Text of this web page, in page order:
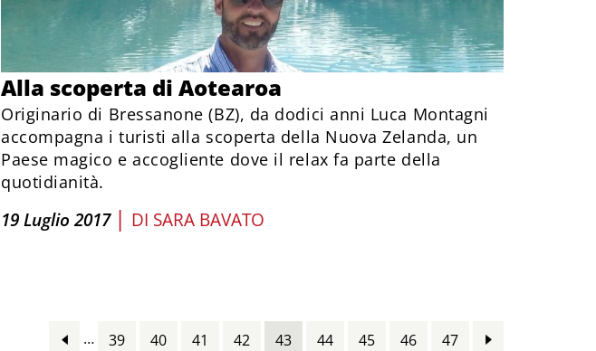
Alla scoperta di Aotearoa
Originario di Bressanone (BZ), da dodici anni Luca Montagni
accompagna i turisti alla scoperta della Nuova Zelanda, un
Paese magico e accogliente dove il relax fa parte della
quotidianità.
19 Luglio 2017 | DI SARA BAVATO
… 39 40 41 42 43 44 45 46 47